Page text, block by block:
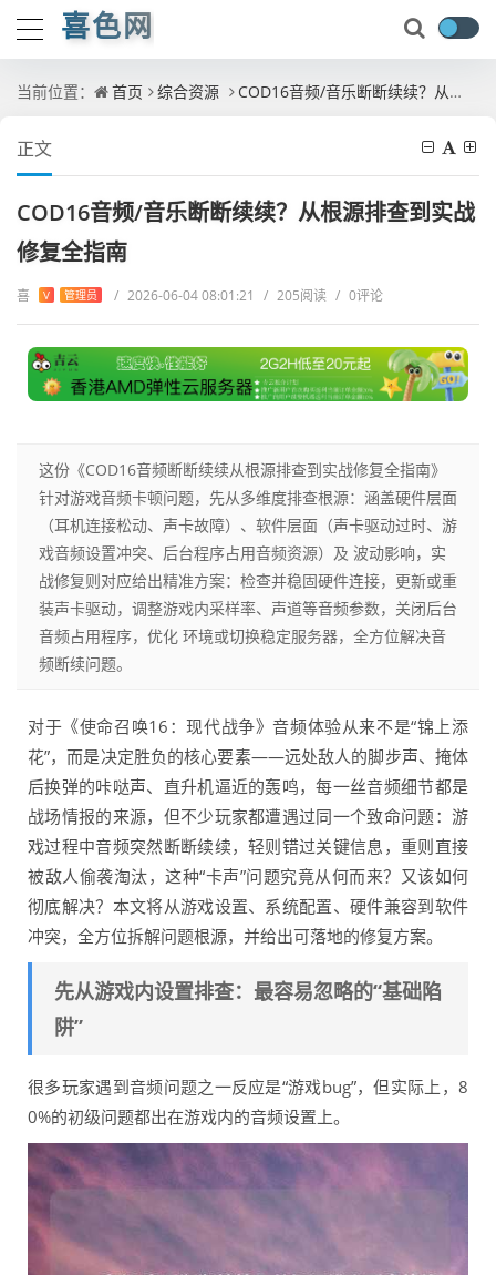
喜色网
当前位置： 首页 综合资源 COD16音频/音乐断断续续？从根源排查到实战修复全指南
正文
COD16音频/音乐断断续续？从根源排查到实战
修复全指南
喜 V 管理员 / 2026-06-04 08:01:21 / 205阅读 / 0评论
这份《COD16音频断断续续从根源排查到实战修复全指南》
针对游戏音频卡顿问题，先从多维度排查根源：涵盖硬件层面
（耳机连接松动、声卡故障）、软件层面（声卡驱动过时、游
戏音频设置冲突、后台程序占用音频资源）及 波动影响，实
战修复则对应给出精准方案：检查并稳固硬件连接，更新或重
装声卡驱动，调整游戏内采样率、声道等音频参数，关闭后台
音频占用程序，优化 环境或切换稳定服务器，全方位解决音
频断续问题。
对于《使命召唤16：现代战争》音频体验从来不是“锦上添
花”，而是决定胜负的核心要素——远处敌人的脚步声、掩体
后换弹的咔哒声、直升机逼近的轰鸣，每一丝音频细节都是
战场情报的来源，但不少玩家都遭遇过同一个致命问题：游
戏过程中音频突然断断续续，轻则错过关键信息，重则直接
被敌人偷袭淘汰，这种“卡声”问题究竟从何而来？又该如何
彻底解决？本文将从游戏设置、系统配置、硬件兼容到软件
冲突，全方位拆解问题根源，并给出可落地的修复方案。
先从游戏内设置排查：最容易忽略的“基础陷
阱”
很多玩家遇到音频问题之一反应是“游戏bug”，但实际上，8
0%的初级问题都出在游戏内的音频设置上。